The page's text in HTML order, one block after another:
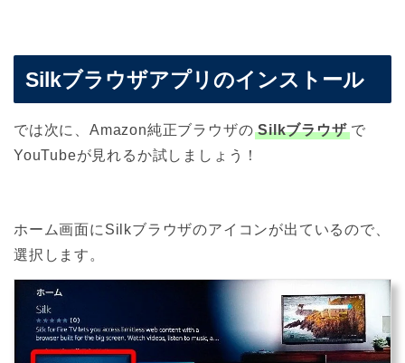
Silkブラウザアプリのインストール
では次に、Amazon純正ブラウザの Silkブラウザ で
YouTubeが見れるか試しましょう！
ホーム画面にSilkブラウザのアイコンが出ているので、
選択します。